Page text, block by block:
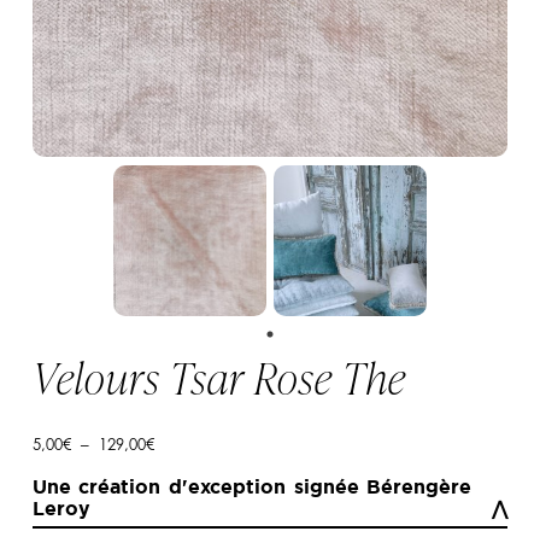
Velours Tsar Rose The
5,00€ – 129,00€Plage
5,00€
Une création d'exception signée Bérengère
Leroy